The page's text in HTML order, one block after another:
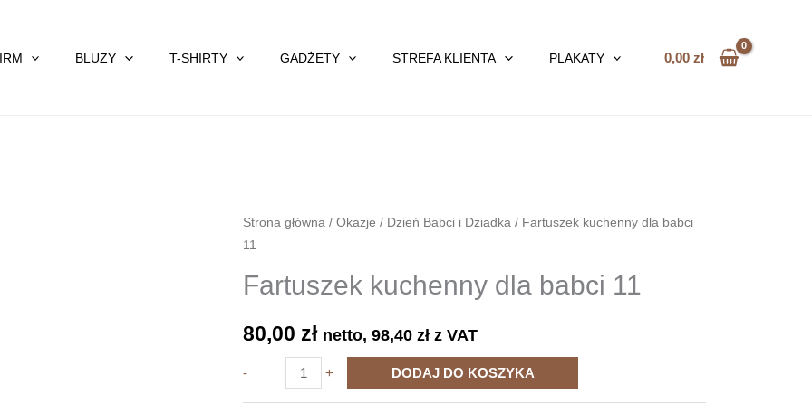
BLUZY T-SHIRTY GADŻETY STREFA KLIENTA PLAKATY 0,00zł
Strona główna /Okazje / Dzień Babci i Dziadka / Fartuszek kuchenny dla babci
11
Fartuszek kuchenny dla babci 11
80,00 zł netto,98,40zł z VAT
-
Fartuszek
+ DODAJ DO KOSZYKA